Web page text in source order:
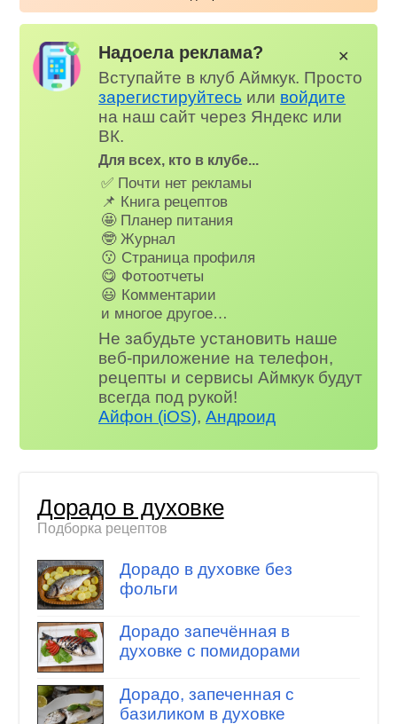
Надоела реклама?
Вступайте в клуб Аймкук. Просто
зарегистируйтесь или войдите
на наш сайт через Яндекс или
ВК.
Для всех, кто в клубе...
✅ Почти нет рекламы
📌 Книга рецептов
🤩 Планер питания
🤓 Журнал
😗 Страница профиля
😋 Фотоотчеты
😃 Комментарии
и многое другое…
Не забудьте установить наше
веб-приложение на телефон,
рецепты и сервисы Аймкук будут
всегда под рукой!
Айфон (iOS),Андроид
✕
Дорадо в духовке
Подборка рецептов
Дорадо в духовке без
фольги
Дорадо запечённая в
духовке с помидорами
Дорадо, запеченная с
базиликом в духовке